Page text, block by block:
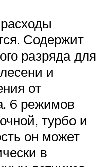
Содержит
разряда для
и
от
6 режимов
турбо и
он может
в